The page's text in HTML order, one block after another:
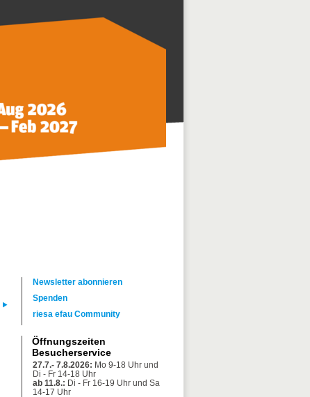
Newsletter abonnieren
Spenden
riesa efau Community
Öffnungszeiten
Besucherservice
27.7.- 7.8.2026: Mo 9-18 Uhr und
Di - Fr 14-18 Uhr
ab 11.8.: Di - Fr 16-19 Uhr und Sa
14-17 Uhr